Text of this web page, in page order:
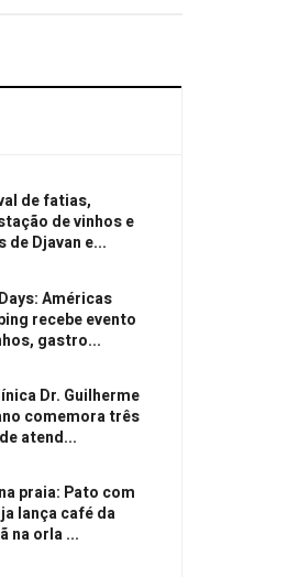
de fatias,
de vinhos e
de Djavan e...
Américas
recebe evento
gastro...
Dr. Guilherme
comemora três
atend...
praia: Pato com
lança café da
na orla ...